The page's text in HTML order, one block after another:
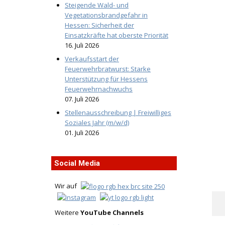
Steigende Wald- und
Vegetationsbrandgefahr in
Hessen: Sicherheit der
Einsatzkräfte hat oberste Priorität
16. Juli 2026
Verkaufsstart der
Feuerwehrbratwurst: Starke
Unterstützung für Hessens
Feuerwehrnachwuchs
07. Juli 2026
Stellenausschreibung | Freiwilliges
Soziales Jahr (m/w/d)
01. Juli 2026
Social Media
Wir auf
Weitere YouTube Channels